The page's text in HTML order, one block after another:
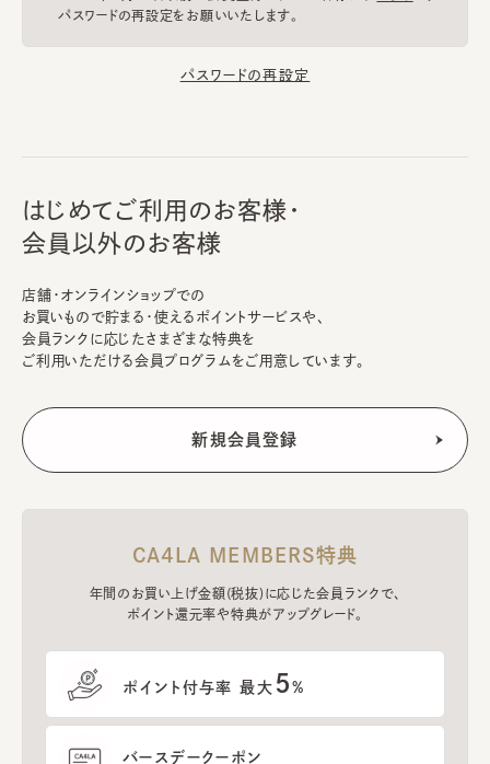
パスワードの再設定をお願いいたします。
パスワードの再設定
はじめてご利用のお客様・
会員以外のお客様
店舗・オンラインショップでの
お買いもので貯まる・使えるポイントサービスや、
会員ランクに応じたさまざまな特典を
ご利用いただける会員プログラムをご用意しています。
CA4LA MEMBERS特典
年間のお買い上げ金額(税抜)に応じた会員ランクで、
ポイント還元率や特典がアップグレード。
ポイント付与率 最大 5%
バースデークーポン